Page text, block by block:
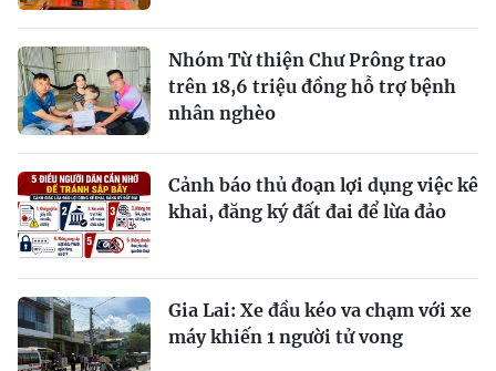
Nhóm Từ thiện Chư Prông trao
trên 18,6 triệu đồng hỗ trợ bệnh
nhân nghèo
Cảnh báo thủ đoạn lợi dụng việc kê
khai, đăng ký đất đai để lừa đảo
Gia Lai: Xe đầu kéo va chạm với xe
máy khiến 1 người tử vong